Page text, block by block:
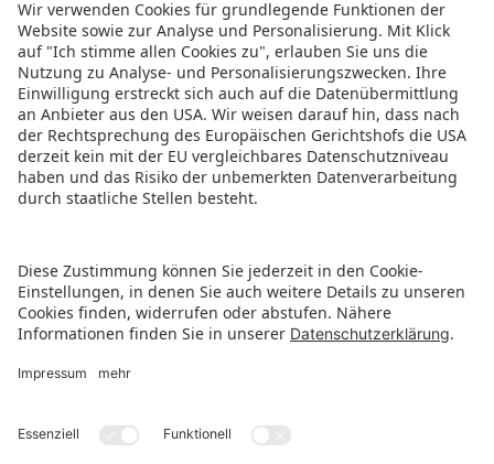
Wir verwenden Spotify, um Inhalte einzubetten.
Dieser Service kann Daten zu Ihren Aktivitäten
sammeln. Bitte lesen Sie die Details durch und
stimmen Sie der Nutzung des Service zu, um
diese Inhalte anzuzeigen.
Mehr Informationen
Platform